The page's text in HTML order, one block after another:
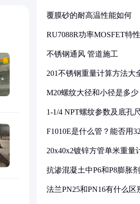
覆膜砂的耐高温性能如何
RU7088R功率MOSFET特
不锈钢通风 管道施工
201不锈钢重量计算方法大
M20螺纹大径和小径是多少
1-1/4 NPT螺纹参数及底孔
F1010E是什么管？能否用
20x40x2镀锌方管单米重量
抗渗混凝土中P6和P8膨胀
法兰PN25和PN16有什么区